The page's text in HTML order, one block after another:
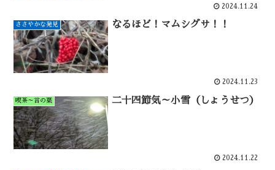
2024.11.24
ささやかな発見 なるほど！マムシグサ！！
2024.11.23
喫茶～言の葉 二十四節気～小雪（しょうせつ）
2024.11.22